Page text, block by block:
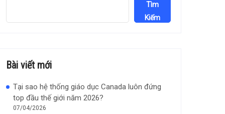
Tìm
Kiếm
Bài viết mới
Tại sao hệ thống giáo dục Canada luôn đứng
top đầu thế giới năm 2026?
07/04/2026